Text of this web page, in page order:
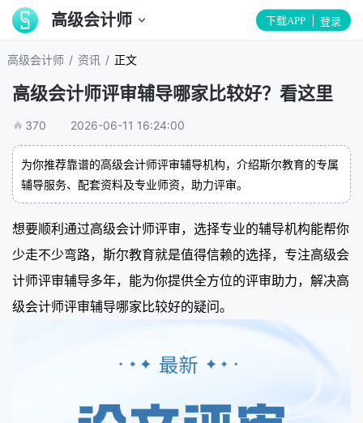
高级会计师 下载APP 登录
高级会计师 / 资讯 / 正文
高级会计师评审辅导哪家比较好？看这里
370 2026-06-11 16:24:00
为你推荐靠谱的高级会计师评审辅导机构，介绍斯尔教育的专属
辅导服务、配套资料及专业师资，助力评审。
想要顺利通过高级会计师评审，选择专业的辅导机构能帮你
少走不少弯路，斯尔教育就是值得信赖的选择，专注高级会
计师评审辅导多年，能为你提供全方位的评审助力，解决高
级会计师评审辅导哪家比较好的疑问。